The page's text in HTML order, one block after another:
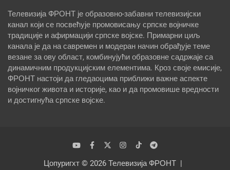
Телевизија ФРОНТ је образовно-забавни телевизијски
канал који се посвећује промовисању српске војничке
традиције и афирмацији српске војске. Примарни циљ
канала је да на савремен и модеран начин обрађује теме
везане за ову област, комбинујући образовне садржаје са
динамичним продукцијским елементима. Кроз своје емисије,
ФРОНТ настоји да гледаоцима приближи важне аспекте
војничког живота и историје, као и да промовише вредности
и достигнућа српске војске.
Цопyригхт © 2026 Телевизија ФРОНТ